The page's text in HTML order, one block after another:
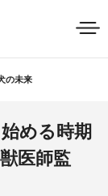
の未来
める時期
医師監